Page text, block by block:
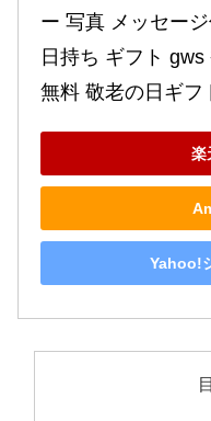
ー 写真 メッセー
日持ち ギフト
無料 敬老の日ギフ
楽
Yahoo!